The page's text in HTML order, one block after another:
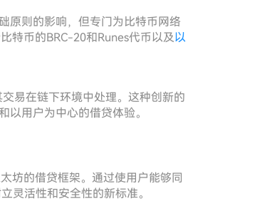
原则的影响，但专门为比特币网络
特币的BRC-20和Runes代币以及以
易在链下环境中处理。这种创新的
用户为中心的借贷体验。
坊的借贷框架。通过使用户能够同
灵活性和安全性的新标准。